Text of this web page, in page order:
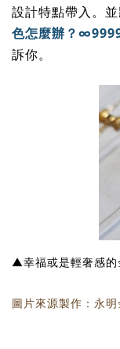
設計特點帶入。
色怎麼辦？∞
訴你。
▲幸福或是輕奢感的
圖片來源製作：永明